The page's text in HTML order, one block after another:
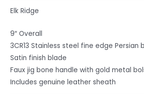
Elk Ridge
9″ Overall
3CR13 Stainless steel fine edge Persian
Satin finish blade
Faux jig bone handle with gold metal
Includes genuine leather sheath